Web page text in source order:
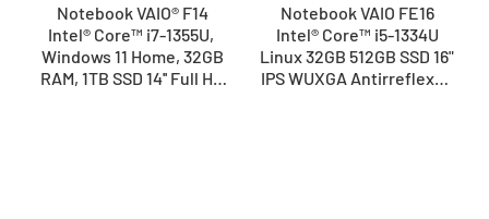
Notebook VAIO® F14
Intel® Core™ i7-1355U,
Windows 11 Home, 32GB
RAM, 1TB SSD 14'' Full HD
Notebook VAIO FE16
Intel® Core™ i5-1334U
Linux 32GB 512GB SSD 16"
IPS WUXGA Antirreflexo -